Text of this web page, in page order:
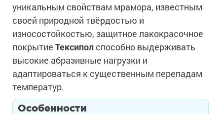
уникальным свойствам мрамора, известным
своей природной твёрдостью и
износостойкостью, защитное лакокрасочное
покрытие Тексипол способно выдерживать
высокие абразивные нагрузки и
адаптироваться к существенным перепадам
температур.
Особенности